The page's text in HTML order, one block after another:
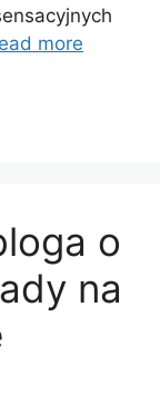
more
o
na